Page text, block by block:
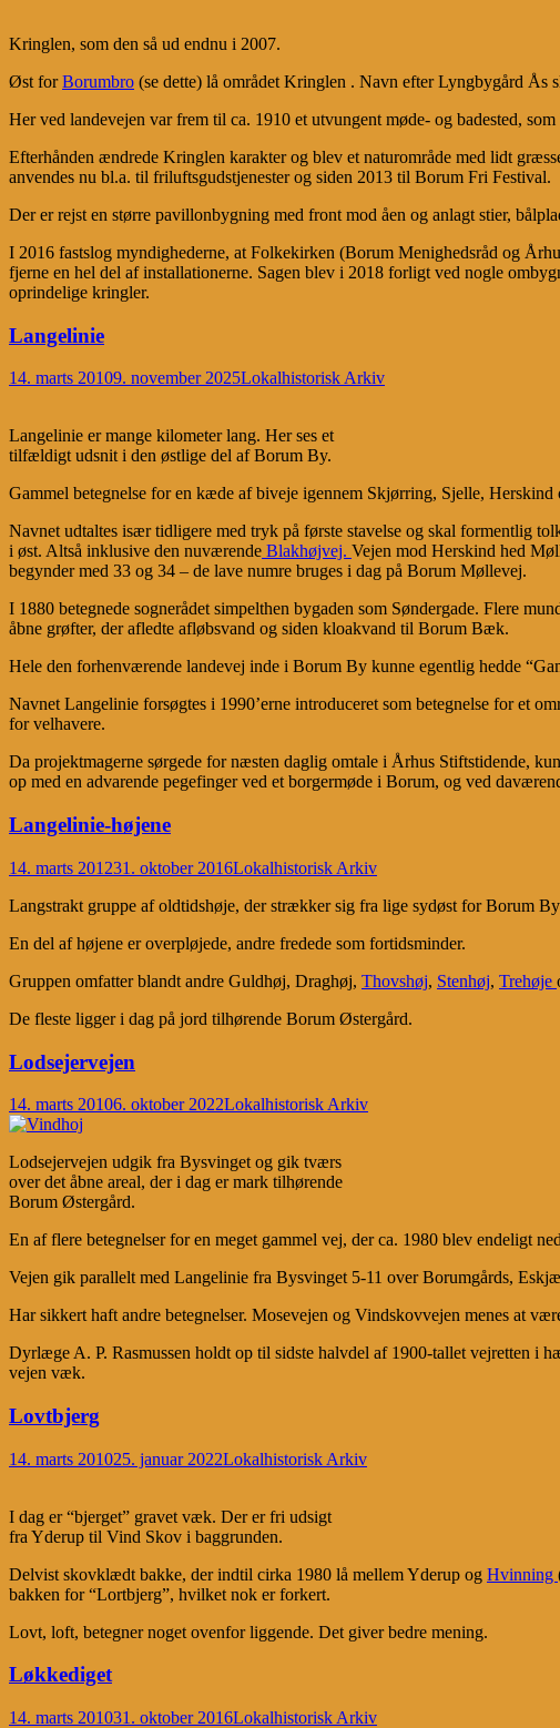
Kringlen, som den så ud endnu i 2007.
Øst forBorumbro (se dette) lå området Kringlen . Navn efter Lyngbygård Ås
Her ved landevejen var frem til ca. 1910 et utvungent møde- og badested,
Efterhånden ændrede Kringlen karakter og blev et naturområde med lidt
anvendes nu bl.a. til friluftsgudstjenester og siden 2013 til Borum Fri Festival.
Der er rejst en større pavillonbygning med front mod åen og anlagt stier,
I 2016 fastslog myndighederne, at Folkekirken (Borum Menighedsråd og
fjerne en hel del af installationerne. Sagen blev i 2018 forligt ved nogle
oprindelige kringler.
Langelinie
14. marts 20109. november 2025Lokalhistorisk Arkiv
Langelinie er mange kilometer lang. Her ses et
tilfældigt udsnit i den østlige del af Borum By.
Gammel betegnelse for en kæde af biveje igennem Skjørring, Sjelle,
Navnet udtaltes især tidligere med tryk på første stavelse og skal formentlig
i øst. Altså inklusive den nuværende Blakhøjvej. Vejen mod Herskind hed
begynder med 33 og 34 – de lave numre bruges i dag på Borum Møllevej.
I 1880 betegnede sognerådet simpelthen bygaden som Søndergade. Flere
åbne grøfter, der afledte afløbsvand og siden kloakvand til Borum Bæk.
Hele den forhenværende landevej inde i Borum By kunne egentlig hedde
Navnet Langelinie forsøgtes i 1990’erne introduceret som betegnelse for et
for velhavere.
Da projektmagerne sørgede for næsten daglig omtale i Århus Stiftstidende,
op med en advarende pegefinger ved et borgermøde i Borum, og ved
Langelinie-højene
14. marts 201231. oktober 2016Lokalhistorisk Arkiv
Langstrakt gruppe af oldtidshøje, der strækker sig fra lige sydøst for Borum
En del af højene er overpløjede, andre fredede som fortidsminder.
Gruppen omfatter blandt andre Guldhøj, Draghøj, Thovshøj, Stenhøj, Trehøje
De fleste ligger i dag på jord tilhørende Borum Østergård.
Lodsejervejen
14. marts 20106. oktober 2022Lokalhistorisk Arkiv
Lodsejervejen udgik fra Bysvinget og gik tværs
over det åbne areal, der i dag er mark tilhørende
Borum Østergård.
En af flere betegnelser for en meget gammel vej, der ca. 1980 blev endeligt
Vejen gik parallelt med Langelinie fra Bysvinget 5-11 over Borumgårds,
Har sikkert haft andre betegnelser. Mosevejen og Vindskovvejen menes at
Dyrlæge A. P. Rasmussen holdt op til sidste halvdel af 1900-tallet vejretten
vejen væk.
Lovtbjerg
14. marts 201025. januar 2022Lokalhistorisk Arkiv
I dag er “bjerget” gravet væk. Der er fri udsigt
fra Yderup til Vind Skov i baggrunden.
Delvist skovklædt bakke, der indtil cirka 1980 lå mellem Yderup og Hvinning
bakken for “Lortbjerg”, hvilket nok er forkert.
Lovt, loft, betegner noget ovenfor liggende. Det giver bedre mening.
Løkkediget
14. marts 201031. oktober 2016Lokalhistorisk Arkiv